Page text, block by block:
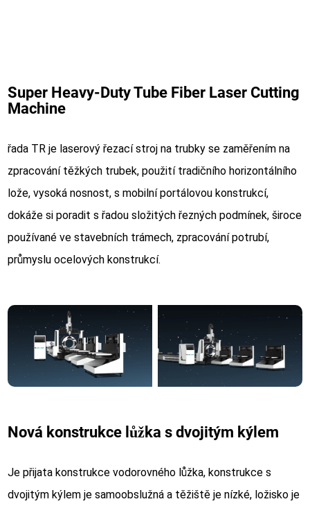
Super Heavy-Duty Tube Fiber Laser Cutting
Machine
řada TR je laserový řezací stroj na trubky se zaměřením na
zpracování těžkých trubek, použití tradičního horizontálního
lože, vysoká nosnost, s mobilní portálovou konstrukcí,
dokáže si poradit s řadou složitých řezných podmínek, široce
používané ve stavebních trámech, zpracování potrubí,
průmyslu ocelových konstrukcí.
Nová konstrukce lůžka s dvojitým kýlem
Je přijata konstrukce vodorovného lůžka, konstrukce s
dvojitým kýlem je samoobslužná a těžiště je nízké, ložisko je